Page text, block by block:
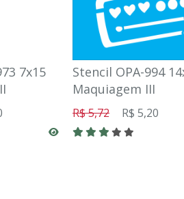
7x15
Stencil OPA-994
Maquiagem III
R$ 5,72 R$ 5,20